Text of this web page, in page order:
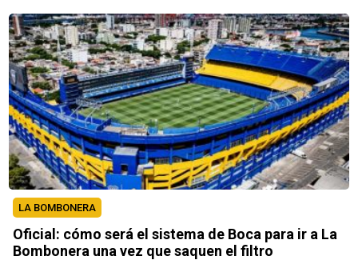
LA BOMBONERA
Oficial: cómo será el sistema de Boca para ir a La
Bombonera una vez que saquen el filtro